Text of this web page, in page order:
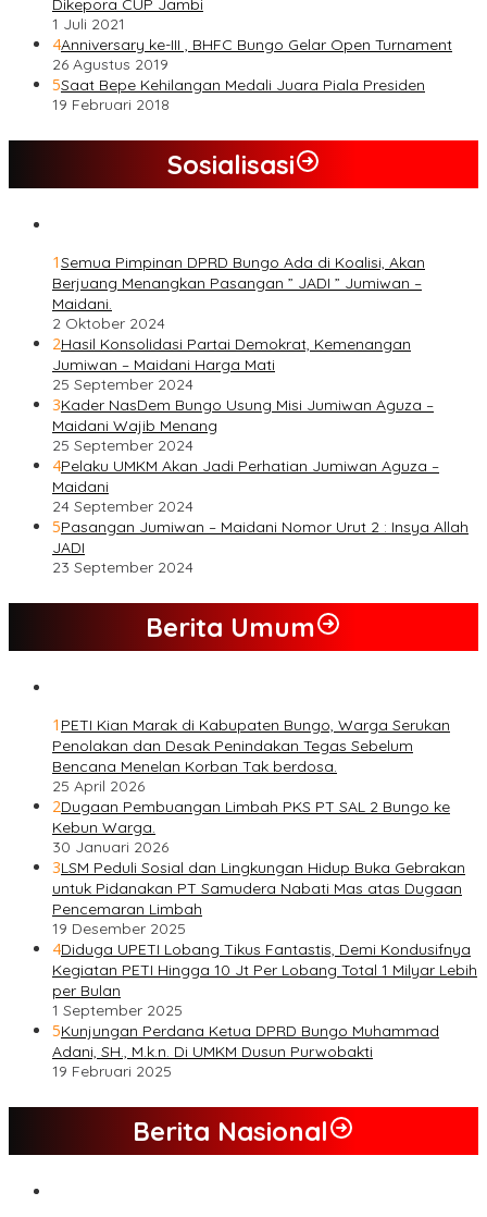
Dikepora CUP Jambi
1 Juli 2021
4Anniversary ke-III , BHFC Bungo Gelar Open Turnament
26 Agustus 2019
5Saat Bepe Kehilangan Medali Juara Piala Presiden
19 Februari 2018
Sosialisasi
1Semua Pimpinan DPRD Bungo Ada di Koalisi, Akan
Berjuang Menangkan Pasangan ” JADI ” Jumiwan –
Maidani.
2 Oktober 2024
2Hasil Konsolidasi Partai Demokrat, Kemenangan
Jumiwan – Maidani Harga Mati
25 September 2024
3Kader NasDem Bungo Usung Misi Jumiwan Aguza –
Maidani Wajib Menang
25 September 2024
4Pelaku UMKM Akan Jadi Perhatian Jumiwan Aguza –
Maidani
24 September 2024
5Pasangan Jumiwan – Maidani Nomor Urut 2 : Insya Allah
JADI
23 September 2024
Berita Umum
1 PETI Kian Marak di Kabupaten Bungo, Warga Serukan
Penolakan dan Desak Penindakan Tegas Sebelum
Bencana Menelan Korban Tak berdosa.
25 April 2026
2Dugaan Pembuangan Limbah PKS PT SAL 2 Bungo ke
Kebun Warga.
30 Januari 2026
3LSM Peduli Sosial dan Lingkungan Hidup Buka Gebrakan
untuk Pidanakan PT Samudera Nabati Mas atas Dugaan
Pencemaran Limbah
19 Desember 2025
4Diduga UPETI Lobang Tikus Fantastis, Demi Kondusifnya
Kegiatan PETI Hingga 10 Jt Per Lobang Total 1 Milyar Lebih
per Bulan
1 September 2025
5Kunjungan Perdana Ketua DPRD Bungo Muhammad
Adani, SH., M.k.n. Di UMKM Dusun Purwobakti
19 Februari 2025
Berita Nasional